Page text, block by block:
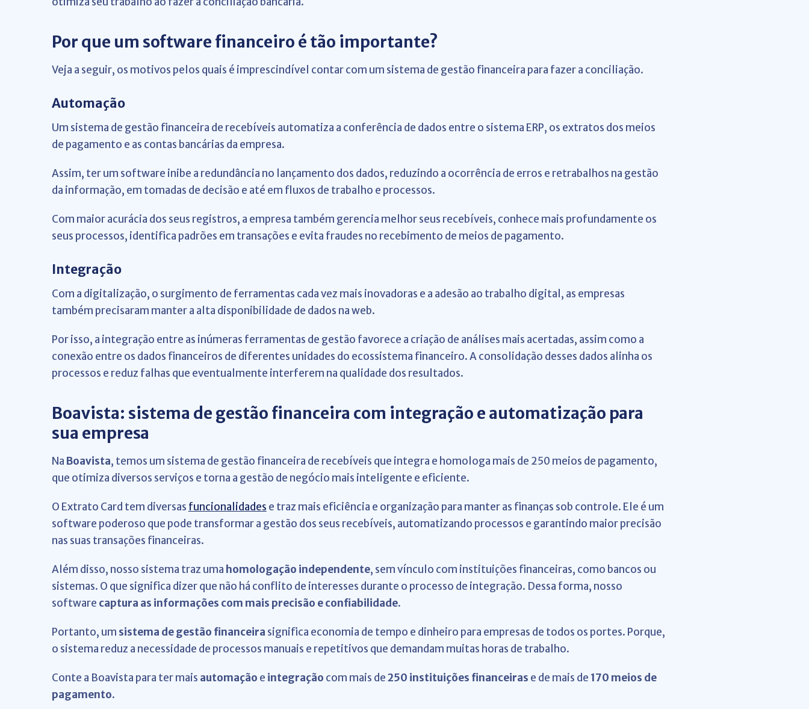
Por que um software financeiro é tão importante?
Veja a seguir, os motivos pelos quais é imprescindível contar com um sistema de gestão financeira para fazer a conciliação.
Automação
Um sistema de gestão financeira de recebíveis automatiza a conferência de dados entre o sistema ERP, os extratos dos meios
de pagamento e as contas bancárias da empresa.
Assim, ter um software inibe a redundância no lançamento dos dados, reduzindo a ocorrência de erros e retrabalhos na gestão
da informação, em tomadas de decisão e até em fluxos de trabalho e processos.
Com maior acurácia dos seus registros, a empresa também gerencia melhor seus recebíveis, conhece mais profundamente os
seus processos, identifica padrões em transações e evita fraudes no recebimento de meios de pagamento.
Integração
Com a digitalização, o surgimento de ferramentas cada vez mais inovadoras e a adesão ao trabalho digital, as empresas
também precisaram manter a alta disponibilidade de dados na web.
Por isso, a integração entre as inúmeras ferramentas de gestão favorece a criação de análises mais acertadas, assim como a
conexão entre os dados financeiros de diferentes unidades do ecossistema financeiro. A consolidação desses dados alinha os
processos e reduz falhas que eventualmente interferem na qualidade dos resultados.
Boavista: sistema de gestão financeira com integração e automatização para
sua empresa
Na Boavista, temos um sistema de gestão financeira de recebíveis que integra e homologa mais de 250 meios de pagamento,
que otimiza diversos serviços e torna a gestão de negócio mais inteligente e eficiente.
O Extrato Card tem diversas funcionalidades e traz mais eficiência e organização para manter as finanças sob controle. Ele é um
software poderoso que pode transformar a gestão dos seus recebíveis, automatizando processos e garantindo maior precisão
nas suas transações financeiras.
Além disso, nosso sistema traz uma homologação independente, sem vínculo com instituições financeiras, como bancos ou
sistemas. O que significa dizer que não há conflito de interesses durante o processo de integração. Dessa forma, nosso
software captura as informações com mais precisão e confiabilidade.
Portanto, um sistema de gestão financeira significa economia de tempo e dinheiro para empresas de todos os portes. Porque,
o sistema reduz a necessidade de processos manuais e repetitivos que demandam muitas horas de trabalho.
Conte a Boavista para ter mais automação e integração com mais de250 instituições financeiras e de mais de 170 meios de
pagamento.